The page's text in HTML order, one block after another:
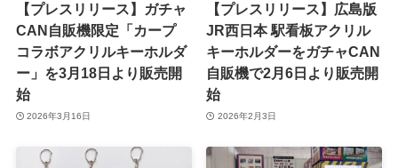
【プレスリリース】ガチャ
CAN自販機限定「カープ
コラボアクリルキーホルダ
ー」を3月18日より販売開
始
2026年3月16日
【プレスリリース】広島版
JR西日本 駅看板アクリル
キーホルダーをガチャCAN
自販機で2月6日より販売開
始
2026年2月3日